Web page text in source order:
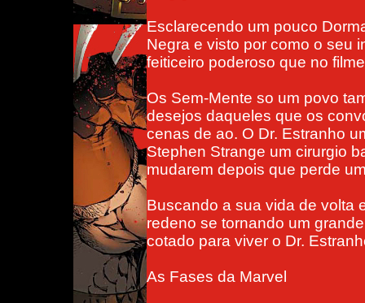
Esclarecendo um pouco
Negra e visto por como o seu
feiticeiro poderoso que no
Os Sem-Mente so um povo
desejos daqueles que os
cenas de ao. O Dr. Estranho
Stephen Strange um cirurgio
mudarem depois que perde
Buscando a sua vida de volta
redeno se tornando um
cotado para viver o Dr.
As Fases da Marvel